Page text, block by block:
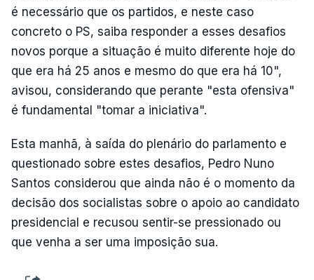
é necessário que os partidos, e neste caso
concreto o PS, saiba responder a esses desafios
novos porque a situação é muito diferente hoje do
que era há 25 anos e mesmo do que era há 10",
avisou, considerando que perante "esta ofensiva"
é fundamental "tomar a iniciativa".
Esta manhã, à saída do plenário do parlamento e
questionado sobre estes desafios, Pedro Nuno
Santos considerou que ainda não é o momento da
decisão dos socialistas sobre o apoio ao candidato
presidencial e recusou sentir-se pressionado ou
que venha a ser uma imposição sua.